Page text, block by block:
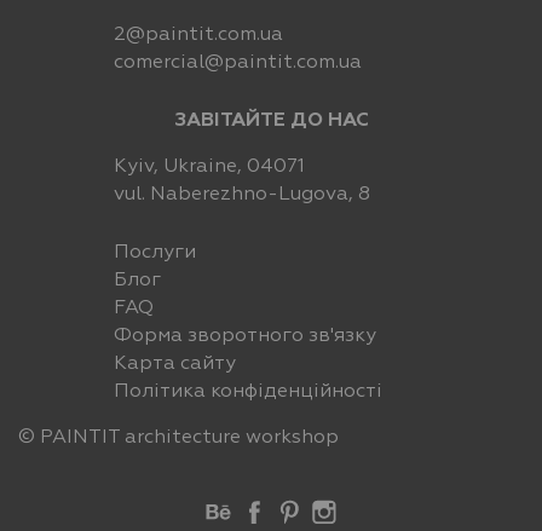
2@paintit.com.ua
comercial@paintit.com.ua
ЗАВІТАЙТЕ ДО НАС
Kyiv, Ukraine, 04071
vul. Naberezhno-Lugova, 8
Послуги
Блог
FAQ
Форма зворотного зв'язку
Карта сайту
Політика конфіденційності
© PAINTIT architecture workshop